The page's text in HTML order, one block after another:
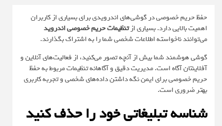
حفظ حریم خصوصی در گوشی‌های اندرویدی برای بسیاری از کاربران
اهمیت بالایی دارد. بسیاری ازتنظیمات حریم خصوصی اندروید
می‌توانند ناخواسته اطلاعات شخصی شما را به اشتراک بگذارند.
گوشی هوشمند شما بیش از آنچه تصور می‌کنید، از فعالیت‌های آنلاین و
آفلا‌ینتان آگاه است. مدیریت دقیق و آگاهانه تنظیمات مربوط به حفظ
حریم خصوصی برای ایمن نگه داشتن داده‌های شخصی و تجربه کاربری
بهتر ضروری است.
شناسه تبلیغاتی خود را حذف کنید